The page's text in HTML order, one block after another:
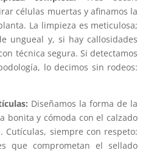
células muertas y afinamos la
La limpieza es meticulosa;
ungueal y, si hay callosidades
técnica segura. Si detectamos
lo decimos sin rodeos:
Diseñamos la forma de la
bonita y cómoda con el calzado
Cutículas, siempre con respeto:
que comprometan el sellado